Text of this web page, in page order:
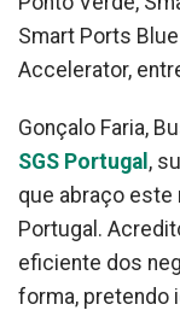
Smart Ports
Accelerator,
Gonçalo Faria,
SGS Portugal ,
que abraço este
Portugal.
eficiente dos
forma, pretendo